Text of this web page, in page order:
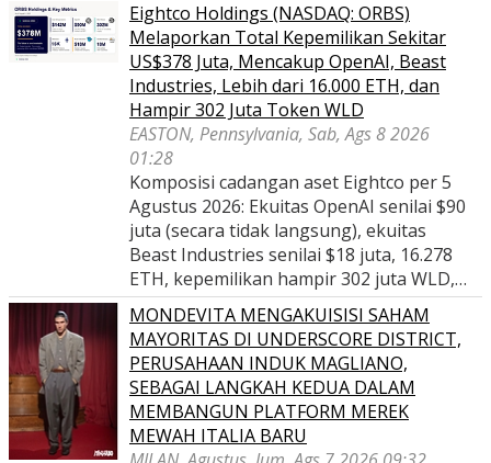
Eightco Holdings (NASDAQ: ORBS)
Melaporkan Total Kepemilikan Sekitar
US$378 Juta, Mencakup OpenAI, Beast
Industries, Lebih dari 16.000 ETH, dan
Hampir 302 Juta Token WLD
EASTON, Pennsylvania, Sab, Ags 8 2026
01:28
Komposisi cadangan aset Eightco per 5
Agustus 2026: Ekuitas OpenAI senilai $90
juta (secara tidak langsung), ekuitas
Beast Industries senilai $18 juta, 16.278
ETH, kepemilikan hampir 302 juta WLD,…
MONDEVITA MENGAKUISISI SAHAM
MAYORITAS DI UNDERSCORE DISTRICT,
PERUSAHAAN INDUK MAGLIANO,
SEBAGAI LANGKAH KEDUA DALAM
MEMBANGUN PLATFORM MEREK
MEWAH ITALIA BARU